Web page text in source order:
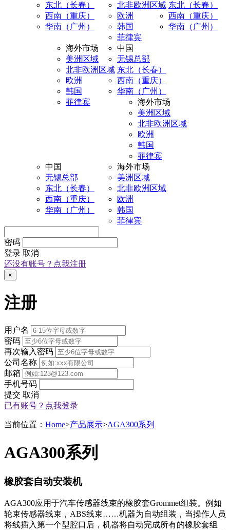
东北（长春）
西南（重庆）
华南（广州）
北非欧洲区域
欧洲
韩国
菲律宾
东北（长春）
西南（重庆）
华南（广州）
海外市场
美洲区域
北非欧洲区域
欧洲
韩国
菲律宾
中国
无锡总部
东北（长春）
西南（重庆）
华南（广州）
海外市场
美洲区域
北非欧洲区域
欧洲
韩国
菲律宾
中国
无锡总部
东北（长春）
西南（重庆）
华南（广州）
海外市场
美洲区域
北非欧洲区域
欧洲
韩国
菲律宾
密码
登录 取消
还没有账号？点我注册
×
注册
用户名
密码
再次输入密码
公司名称
邮箱
手机号码
提交 取消
已有账号？点我登录
当前位置： Home>产品展示>AGA300系列
AGA300系列
橡胶套自动安装机
AGA300应用于汽车传感器线束的橡胶套Grommet组装。例如
轮束传感器线束，ABS线束……机器为自动组装，当操作人员
将线插入第一个型腔口后，机器将自动完成所有的橡胶套组